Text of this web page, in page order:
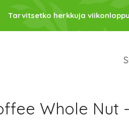
Tarvitsetko herkkuja
Whole Nut